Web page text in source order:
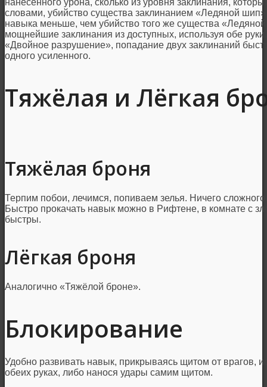
словами, убийство существа заклинанием «Ледяной
навыка меньше, чем убийство того же существа
мощнейшие заклинания из доступных, используя обе
«Двойное разрушение», попадание двух заклинаний
одного усиленного.
Тяжёлая и Лёгкая
Тяжёлая броня
Терпим побои, лечимся, попиваем зелья. Ничего сложного.
Быстро прокачать навык можно в Рифтене, в комнате с
быстры.
Лёгкая броня
Аналогично «Тяжёлой броне».
Блокирование
Удобно развивать навык, прикрываясь щитом от врагов,
обеих руках, либо нанося удары самим щитом.